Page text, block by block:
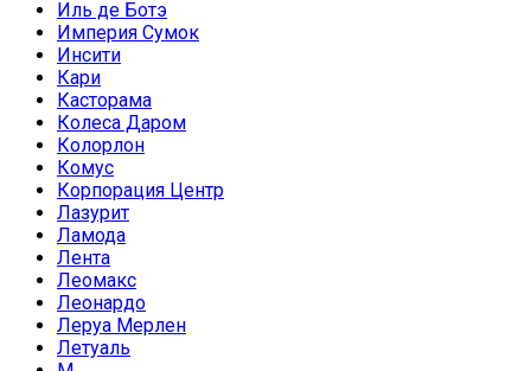
Иль де Ботэ
Империя Сумок
Инсити
Кари
Касторама
Колеса Даром
Колорлон
Комус
Корпорация Центр
Лазурит
Ламода
Лента
Леомакс
Леонардо
Леруа Мерлен
Летуаль